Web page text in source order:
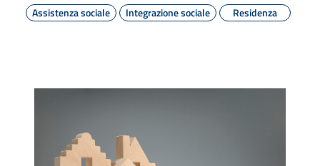
Assistenza sociale
Integrazione sociale Residenza